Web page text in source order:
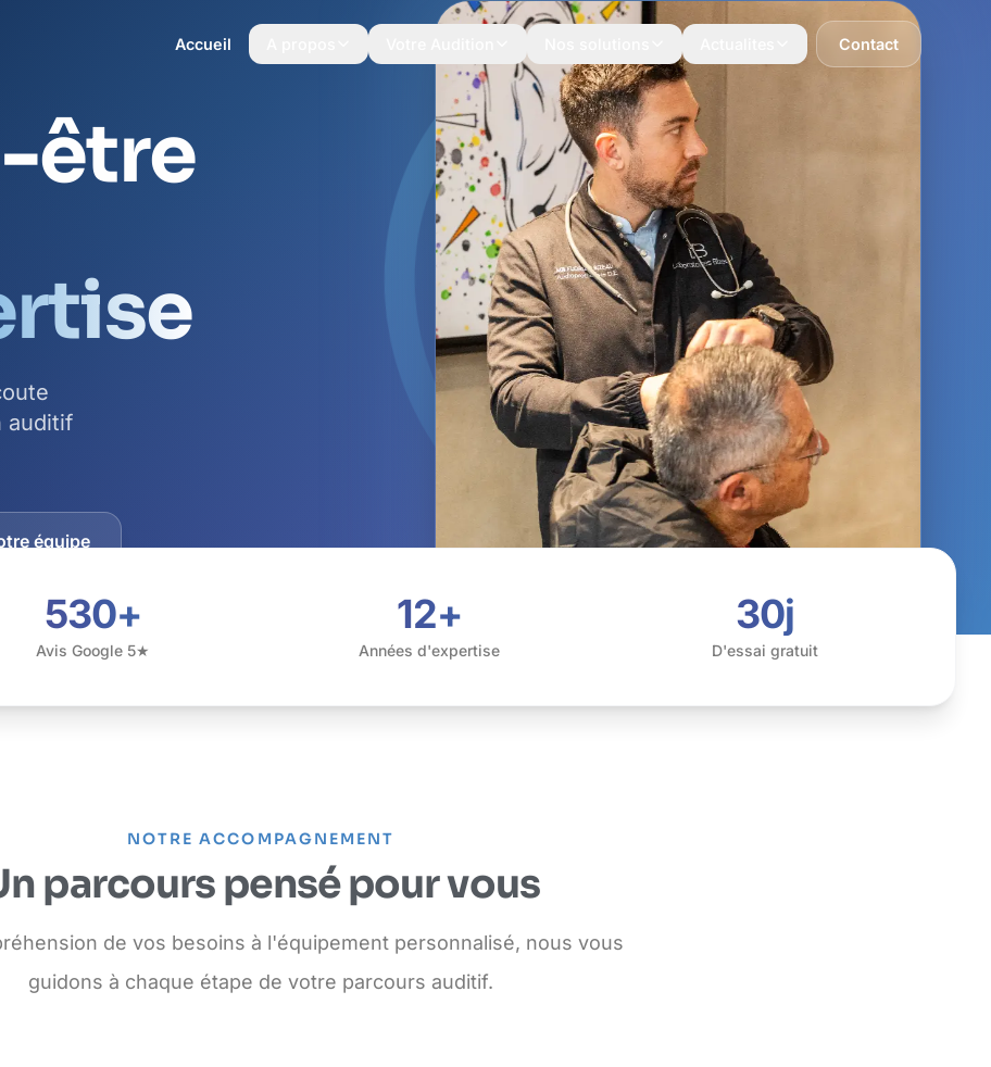
Accueil Contact
être
auditif
équipe
530+
Avis Google 5★
12+
Années d'expertise
30j
D'essai gratuit
NOTRE ACCOMPAGNEMENT
parcours pensé pour vous
de vos besoins à l'équipement personnalisé, nous vous
guidons à chaque étape de votre parcours auditif.